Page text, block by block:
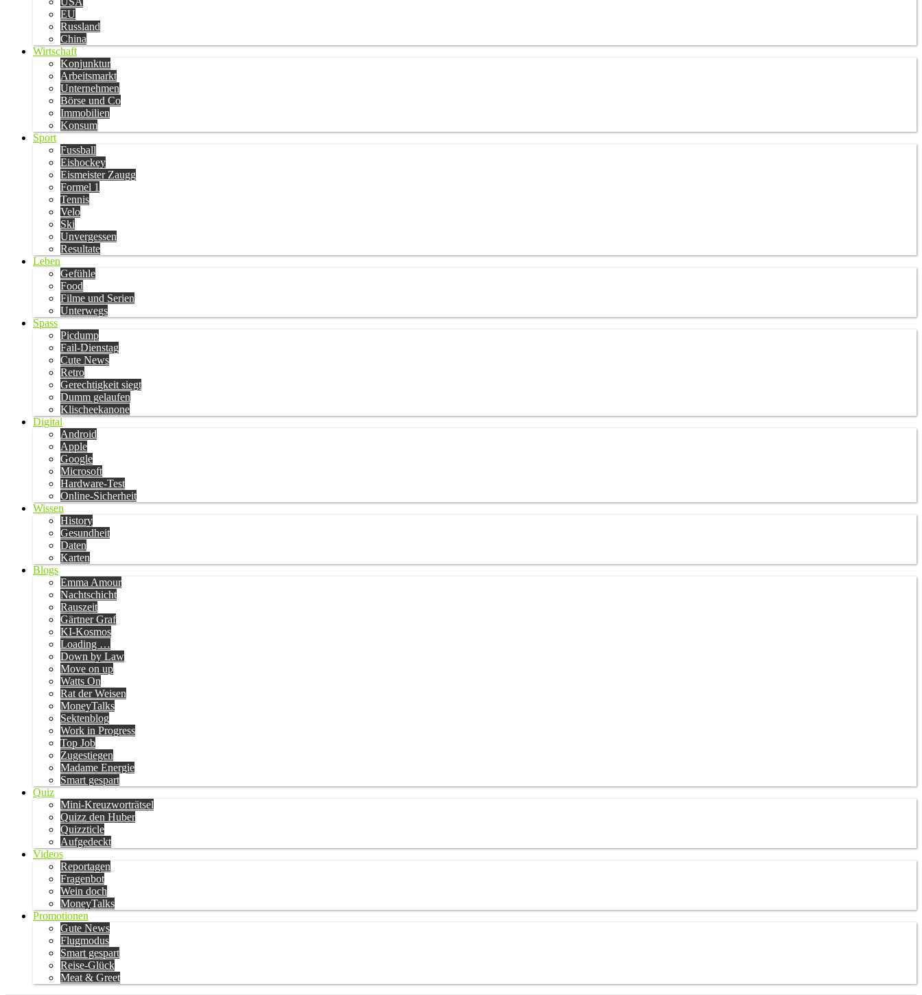
EU
Russland
China
Wirtschaft
Konjunktur
Arbeitsmarkt
Unternehmen
Börse und Co
Immobilien
Konsum
Sport
Fussball
Eishockey
Eismeister Zaugg
Formel 1
Tennis
Velo
Ski
Unvergessen
Resultate
Leben
Gefühle
Food
Filme und Serien
Unterwegs
Spass
Picdump
Fail-Dienstag
Cute News
Retro
Gerechtigkeit siegt
Dumm gelaufen
Klischeekanone
Digital
Android
Apple
Google
Microsoft
Hardware-Test
Online-Sicherheit
Wissen
History
Gesundheit
Daten
Karten
Blogs
Emma Amour
Nachtschicht
Rauszeit
Gärtner Graf
KI-Kosmos
Loading …
Down by Law
Move on up
Watts On
Rat der Weisen
MoneyTalks
Sektenblog
Work in Progress
Top Job
Zugestiegen
Madame Energie
Smart gespart
Quiz
Mini-Kreuzworträtsel
Quizz den Huber
Quizzticle
Aufgedeckt
Videos
Reportagen
Fragenbot
Wein doch
MoneyTalks
Promotionen
Gute News
Flugmodus
Smart gespart
Reise-Glück
Meat & Greet